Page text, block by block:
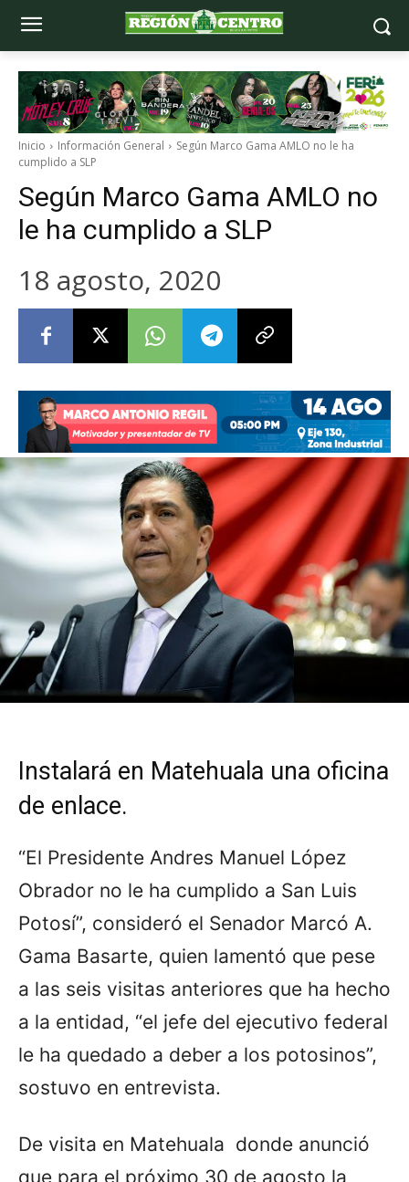
Inicio Información General
Según Marco Gama AMLO no le ha
cumplido a SLP
Según Marco Gama AMLO no
le ha cumplido a SLP
18 agosto, 2020
Instalará en Matehuala una oficina
de enlace.
“El Presidente Andres Manuel López
Obrador no le ha cumplido a San Luis
Potosí”, consideró el Senador Marcó A.
Gama Basarte, quien lamentó que pese
a las seis visitas anteriores que ha hecho
a la entidad, “el jefe del ejecutivo federal
le ha quedado a deber a los potosinos”,
sostuvo en entrevista.
De visita en Matehuala donde anunció
que para el próximo 30 de agosto la